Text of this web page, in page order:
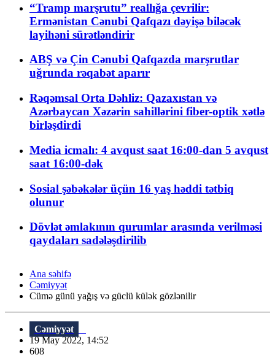
“Tramp marşrutu” reallığa çevrilir:
Ermənistan Cənubi Qafqazı dəyişə biləcək
layihəni sürətləndirir
ABŞ və Çin Cənubi Qafqazda marşrutlar
uğrunda rəqabət aparır
Rəqəmsal Orta Dəhliz: Qazaxıstan və
Azərbaycan Xəzərin sahillərini fiber-optik xətlə
birləşdirdi
Media icmalı: 4 avqust saat 16:00-dan 5 avqust
saat 16:00-dək
Sosial şəbəkələr üçün 16 yaş həddi tətbiq
olunur
Dövlət əmlakının qurumlar arasında verilməsi
qaydaları sadələşdirilib
Ana səhifə
Cəmiyyət
Cümə günü yağış və güclü külək gözlənilir
Cəmiyyət
19 May 2022, 14:52
608